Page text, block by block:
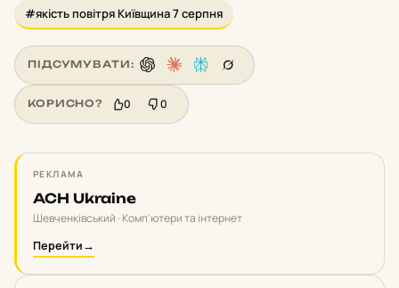
#якість повітря Київщина 7 серпня
ПІДСУМУВАТИ:
КОРИСНО? 0 0
РЕКЛАМА
ACH Ukraine
Шевченківський · Комп'ютери та інтернет
Перейти→